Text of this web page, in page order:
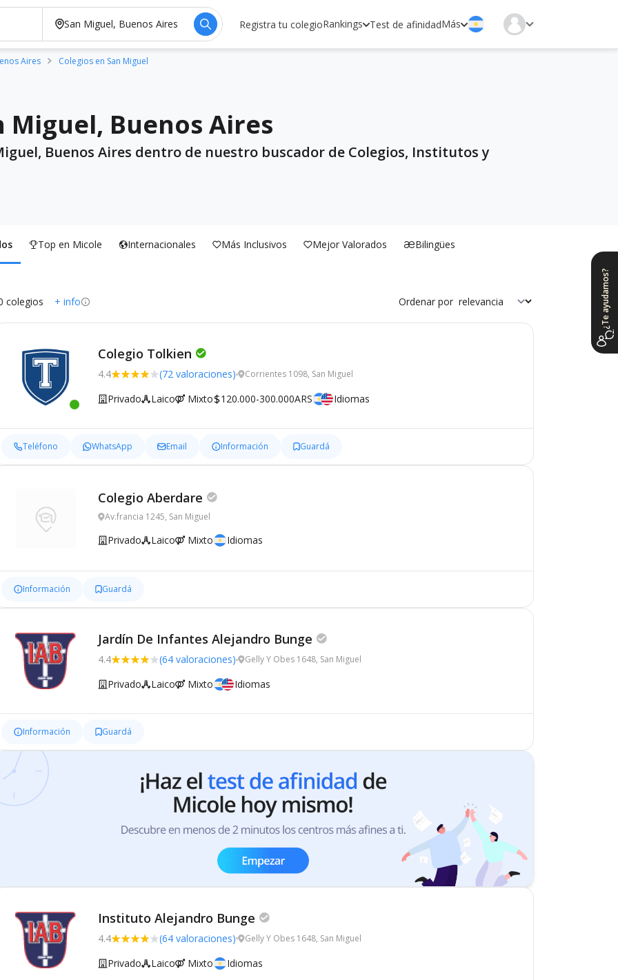
Registra tu colegioRankings Test de afinidadMás
Aires Colegios en San Miguel
Miguel, Buenos Aires
Buenos Aires dentro de nuestro buscador de Colegios, Institutos y
Top en Micole Internacionales Más Inclusivos Mejor Valorados Bilingües
colegios + info Ordenar por
Colegio Tolkien
4.4 (72 valoraciones) Corrientes 1098, San Miguel
Privado Laico Mixto 120.000-300.000ARS Idiomas
Teléfono WhatsApp Email Información Guardá
Colegio Aberdare
Av.francia 1245, San Miguel
Privado Laico Mixto Idiomas
Información Guardá
Jardín De Infantes Alejandro Bunge
4.4 (64 valoraciones) Gelly Y Obes 1648, San Miguel
Privado Laico Mixto Idiomas
Información Guardá
Instituto Alejandro Bunge
4.4 (64 valoraciones) Gelly Y Obes 1648, San Miguel
Privado Laico Mixto Idiomas
¿Te ayudamos?